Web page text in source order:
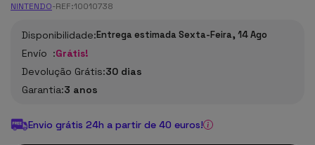
NINTENDO-REF:10010738
Disponibilidade:Entrega estimada Sexta-Feira, 14 Ago
Envío :Grátis!
Devolução Grátis:30 dias
Garantia:3 anos
Envio grátis 24h a partir de 40 euros!